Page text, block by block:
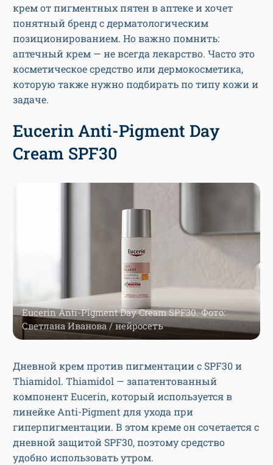
крем от пигментных пятен в аптеке и хочет
понятный бренд с дерматологическим
позиционированием. Но важно помнить:
аптечный крем — не всегда лекарство. Часто это
косметическое средство или дермокосметика,
которую также нужно подбирать по типу кожи и
задаче.
Eucerin Anti-Pigment Day
Cream SPF30
Eucerin Anti-Pigment Day Cream SPF30. Фото:
Светлана Иванова / нейросеть
Дневной крем против пигментации с SPF30 и
Thiamidol. Thiamidol — запатентованный
компонент Eucerin, который используется в
линейке Anti-Pigment для ухода при
гиперпигментации. В этом креме он сочетается с
дневной защитой SPF30, поэтому средство
удобно использовать утром.